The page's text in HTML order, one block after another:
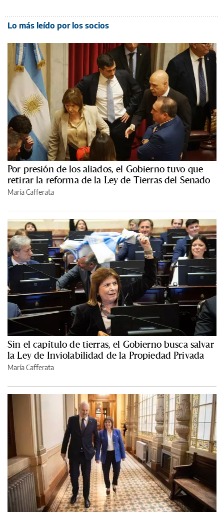
Lo más leído por los socios
Por presión de los aliados, el Gobierno tuvo que
retirar la reforma de la Ley de Tierras del Senado
María Cafferata
Sin el capítulo de tierras, el Gobierno busca salvar
la Ley de Inviolabilidad de la Propiedad Privada
María Cafferata